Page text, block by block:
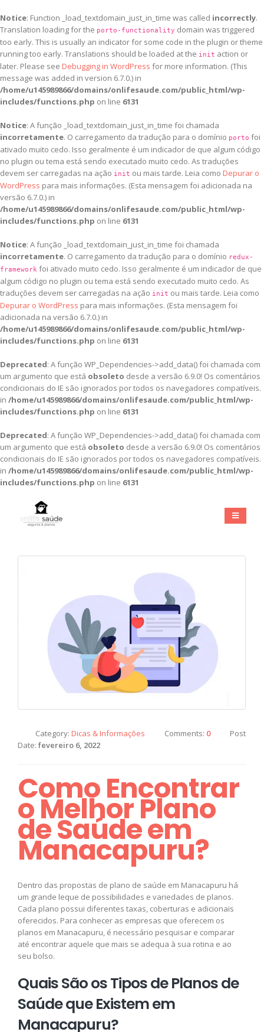
Notice: Function _load_textdomain_just_in_time was called incorrectly.
Translation loading for the porto-functionality domain was triggered
too early. This is usually an indicator for some code in the plugin or theme
running too early. Translations should be loaded at the init action or
later. Please see Debugging in WordPress for more information. (This
message was added in version 6.7.0.) in
/home/u145989866/domains/onlifesaude.com/public_html/wp-
includes/functions.php on line 6131
Notice: A função _load_textdomain_just_in_time foi chamada
incorretamente. O carregamento da tradução para o domínio porto foi
ativado muito cedo. Isso geralmente é um indicador de que algum código
no plugin ou tema está sendo executado muito cedo. As traduções
devem ser carregadas na ação init ou mais tarde. Leia como Depurar o
WordPress para mais informações. (Esta mensagem foi adicionada na
versão 6.7.0.) in
/home/u145989866/domains/onlifesaude.com/public_html/wp-
includes/functions.php on line 6131
Notice: A função _load_textdomain_just_in_time foi chamada
incorretamente. O carregamento da tradução para o domínio redux-
framework foi ativado muito cedo. Isso geralmente é um indicador de que
algum código no plugin ou tema está sendo executado muito cedo. As
traduções devem ser carregadas na ação init ou mais tarde. Leia como
Depurar o WordPress para mais informações. (Esta mensagem foi
adicionada na versão 6.7.0.) in
/home/u145989866/domains/onlifesaude.com/public_html/wp-
includes/functions.php on line 6131
Deprecated: A função WP_Dependencies->add_data() foi chamada com
um argumento que está obsoleto desde a versão 6.9.0! Os comentários
condicionais do IE são ignorados por todos os navegadores compatíveis.
in /home/u145989866/domains/onlifesaude.com/public_html/wp-
includes/functions.php on line 6131
Deprecated: A função WP_Dependencies->add_data() foi chamada com
um argumento que está obsoleto desde a versão 6.9.0! Os comentários
condicionais do IE são ignorados por todos os navegadores compatíveis.
in /home/u145989866/domains/onlifesaude.com/public_html/wp-
includes/functions.php on line 6131
Category: Dicas & Informações Comments: 0
Post
Date: fevereiro 6, 2022
Como Encontrar
o Melhor Plano
de Saúde em
Manacapuru?
Dentro das propostas de plano de saúde em Manacapuru há
um grande leque de possibilidades e variedades de planos.
Cada plano possui diferentes taxas, coberturas e adicionais
oferecidos. Para conhecer as empresas que oferecem os
planos em Manacapuru, é necessário pesquisar e comparar
até encontrar aquele que mais se adequa à sua rotina e ao
seu bolso.
Quais São os Tipos de Planos de
Saúde que Existem em
Manacapuru?